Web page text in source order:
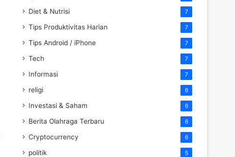
Diet & Nutrisi 7
Tips Produktivitas Harian 7
Tips Android / iPhone 7
Tech 7
Informasi 7
religi 6
Investasi & Saham 6
Berita Olahraga Terbaru 6
Cryptocurrency 6
politik 5